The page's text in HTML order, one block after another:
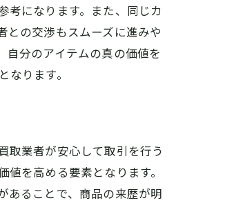
考になります。また、同じカ
との交渉もスムーズに進みや
分のアイテムの真の価値を
ります。
取業者が安心して取引を行う
を高める要素となります。
あることで、商品の来歴が明